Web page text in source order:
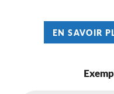
EN SAVOIR